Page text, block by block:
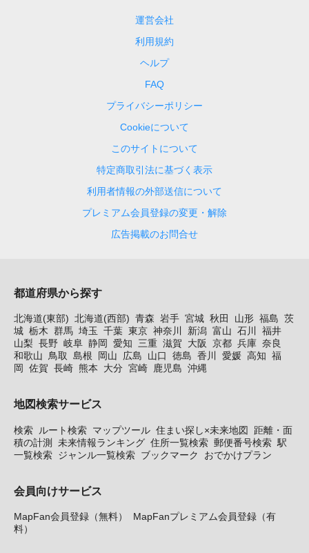
運営会社
利用規約
ヘルプ
FAQ
プライバシーポリシー
Cookieについて
このサイトについて
特定商取引法に基づく表示
利用者情報の外部送信について
プレミアム会員登録の変更・解除
広告掲載のお問合せ
都道府県から探す
北海道(東部) 北海道(西部) 青森 岩手 宮城 秋田 山形 福島 茨
城 栃木 群馬 埼玉 千葉 東京 神奈川 新潟 富山 石川
福井
山梨 長野 岐阜 静岡 愛知 三重 滋賀 大阪 京都 兵庫 奈良
和歌山
鳥取 島根 岡山 広島 山口 徳島 香川 愛媛 高知 福
岡
佐賀 長崎 熊本 大分 宮崎 鹿児島 沖縄
地図検索サービス
検索 ルート検索 マップツール 住まい探し×未来地図
距離・面
積の計測
未来情報ランキング 住所一覧検索 郵便番号検索 駅
一覧検索 ジャンル一覧検索 ブックマーク おでかけプラン
会員向けサービス
MapFan会員登録（無料）
MapFanプレミアム会員登録（有
料）